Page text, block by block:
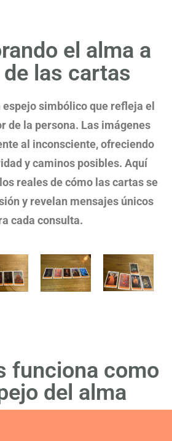
el alma a
las cartas
espejo simbólico que refleja el
de la persona. Las imágenes
al inconsciente, ofreciendo
y caminos posibles. Aquí
reales de cómo las cartas se
y revelan mensajes únicos
cada consulta.
funciona como
del alma